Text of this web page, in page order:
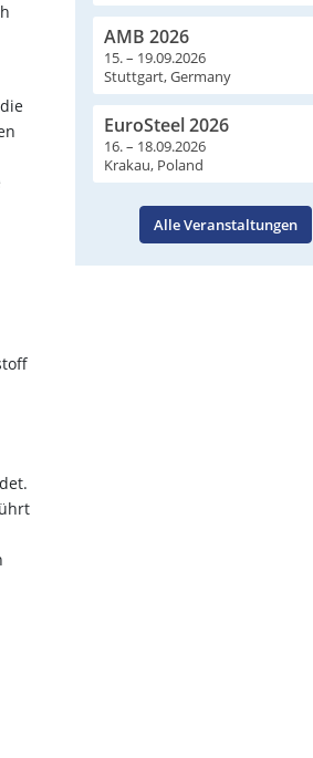
AMB 2026
15. – 19.09.2026
Stuttgart, Germany
EuroSteel 2026
16. – 18.09.2026
Krakau, Poland
Alle Veranstaltungen